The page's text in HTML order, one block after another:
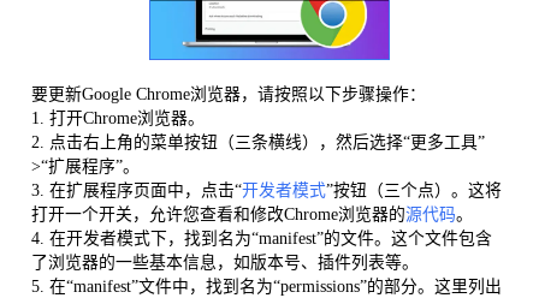
要更新Google Chrome浏览器，请按照以下步骤操作：
1. 打开Chrome浏览器。
2. 点击右上角的菜单按钮（三条横线），然后选择“更多工具”
>“扩展程序”。
3. 在扩展程序页面中，点击“开发者模式”按钮（三个点）。这将
打开一个开关，允许您查看和修改Chrome浏览器的源代码。
4. 在开发者模式下，找到名为“manifest”的文件。这个文件包含
了浏览器的一些基本信息，如版本号、插件列表等。
5. 在“manifest”文件中，找到名为“permissions”的部分。这里列出